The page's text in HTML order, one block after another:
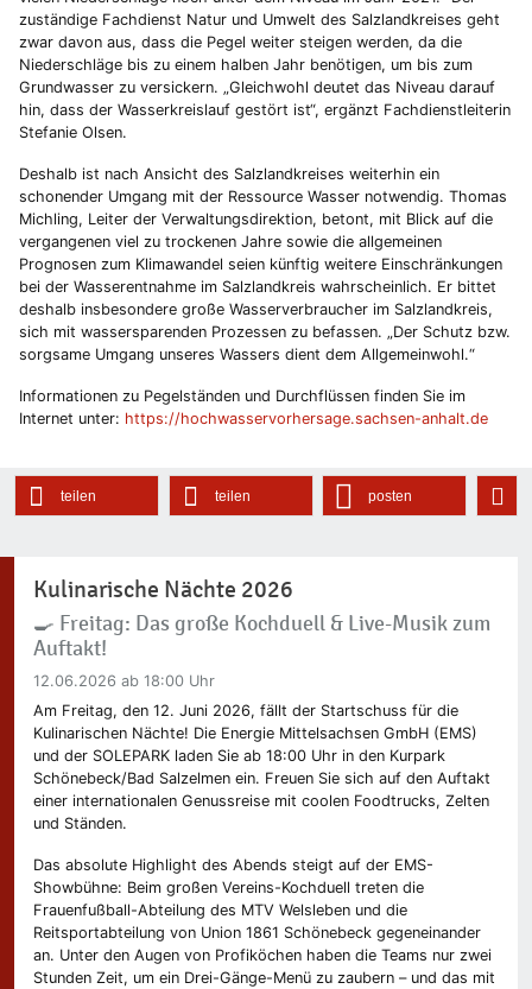
zuständige Fachdienst Natur und Umwelt des Salzlandkreises geht
zwar davon aus, dass die Pegel weiter steigen werden, da die
Niederschläge bis zu einem halben Jahr benötigen, um bis zum
Grundwasser zu versickern. „Gleichwohl deutet das Niveau darauf
hin, dass der Wasserkreislauf gestört ist“, ergänzt Fachdienstleiterin
Stefanie Olsen.
Deshalb ist nach Ansicht des Salzlandkreises weiterhin ein
schonender Umgang mit der Ressource Wasser notwendig. Thomas
Michling, Leiter der Verwaltungsdirektion, betont, mit Blick auf die
vergangenen viel zu trockenen Jahre sowie die allgemeinen
Prognosen zum Klimawandel seien künftig weitere Einschränkungen
bei der Wasserentnahme im Salzlandkreis wahrscheinlich. Er bittet
deshalb insbesondere große Wasserverbraucher im Salzlandkreis,
sich mit wassersparenden Prozessen zu befassen. „Der Schutz bzw.
sorgsame Umgang unseres Wassers dient dem Allgemeinwohl.“
Informationen zu Pegelständen und Durchflüssen finden Sie im
Internet unter: https://hochwasservorhersage.sachsen-anhalt.de
teilen teilen posten
Kulinarische Nächte 2026
🍳 Freitag: Das große Kochduell & Live-Musik zum
Auftakt!
12.06.2026 ab 18:00 Uhr
Am Freitag, den 12. Juni 2026, fällt der Startschuss für die
Kulinarischen Nächte! Die Energie Mittelsachsen GmbH (EMS)
und der SOLEPARK laden Sie ab 18:00 Uhr in den Kurpark
Schönebeck/Bad Salzelmen ein. Freuen Sie sich auf den Auftakt
einer internationalen Genussreise mit coolen Foodtrucks, Zelten
und Ständen.
Das absolute Highlight des Abends steigt auf der EMS-
Showbühne: Beim großen Vereins-Kochduell treten die
Frauenfußball-Abteilung des MTV Welsleben und die
Reitsportabteilung von Union 1861 Schönebeck gegeneinander
an. Unter den Augen von Profiköchen haben die Teams nur zwei
Stunden Zeit, um ein Drei-Gänge-Menü zu zaubern – und das mit